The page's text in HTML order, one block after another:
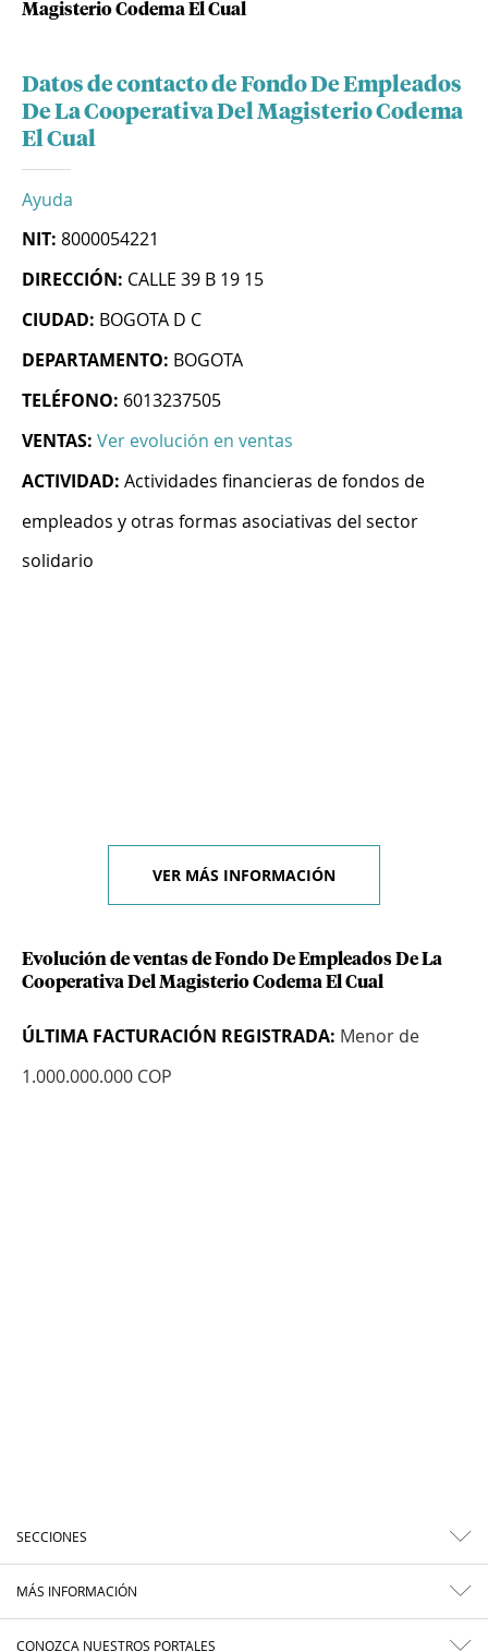
Magisterio Codema El Cual
Datos de contacto de Fondo De Empleados
De La Cooperativa Del Magisterio Codema
El Cual
Ayuda
NIT: 8000054221
DIRECCIÓN: CALLE 39 B 19 15
CIUDAD: BOGOTA D C
DEPARTAMENTO: BOGOTA
TELÉFONO: 6013237505
VENTAS: Ver evolución en ventas
ACTIVIDAD: Actividades financieras de fondos de
empleados y otras formas asociativas del sector
solidario
VER MÁS INFORMACIÓN
Evolución de ventas de Fondo De Empleados De La
Cooperativa Del Magisterio Codema El Cual
ÚLTIMA FACTURACIÓN REGISTRADA: Menor de
1.000.000.000 COP
SECCIONES
MÁS INFORMACIÓN
CONOZCA NUESTROS PORTALES